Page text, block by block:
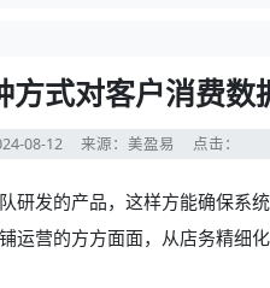
式对客户消费数
08-12 来源：美盈易 点击：
研发的产品，这样方能确保系
运营的方方面面，从店务精细